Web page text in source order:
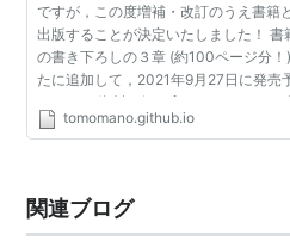
ですが，この度増補・改訂のうえ書籍
出版することが決定いたしました！ 書
の書き下ろしの３章 (約100ページ分！
たに追加して，2021年9月27日に発売
す． この資料を気に入っていただいた
手に取っていただけるとありがたいで
tomomano.github.io
関連ブログ